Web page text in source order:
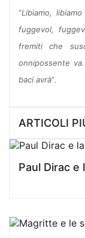
“Libiamo,
fuggevol,
fremiti che
onnipossente
baci avrà”.
ARTICOLI
Paul Dirac e